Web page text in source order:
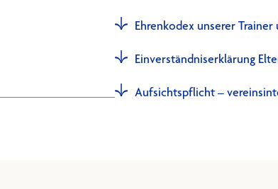
Ehrenkodex unserer
Einverständniserklärung
Aufsichtspflicht –